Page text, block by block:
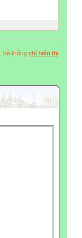
. Hệ thống chỉ hiển thị